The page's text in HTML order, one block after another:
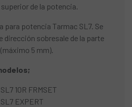
de la potencia.
para potencia Tarmac SL7. Se
dirección sobresale de la parte
5 mm).
10R FRMSET
EXPERT